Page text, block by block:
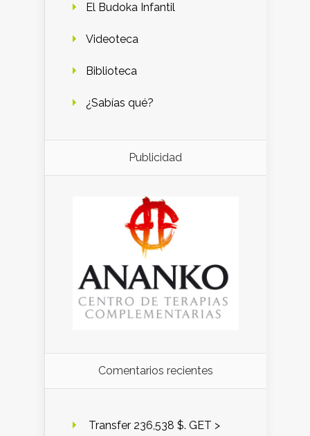
El Budoka Infantil
Videoteca
Biblioteca
¿Sabías qué?
Publicidad
Comentarios recientes
️ Transfer 236,538 $. GET >